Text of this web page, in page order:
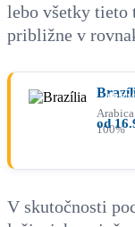
lebo všetky
približne v
Arabica
100%
od
V skutočnosti